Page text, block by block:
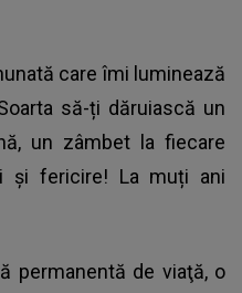
care îmi luminează
să-ți dăruiască un
un zâmbet la fiecare
și fericire! La muți ani
permanentă de viaţă, o